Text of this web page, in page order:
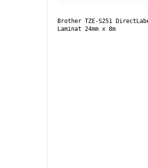
Brother TZE-S251
Laminat 24mm x 8m